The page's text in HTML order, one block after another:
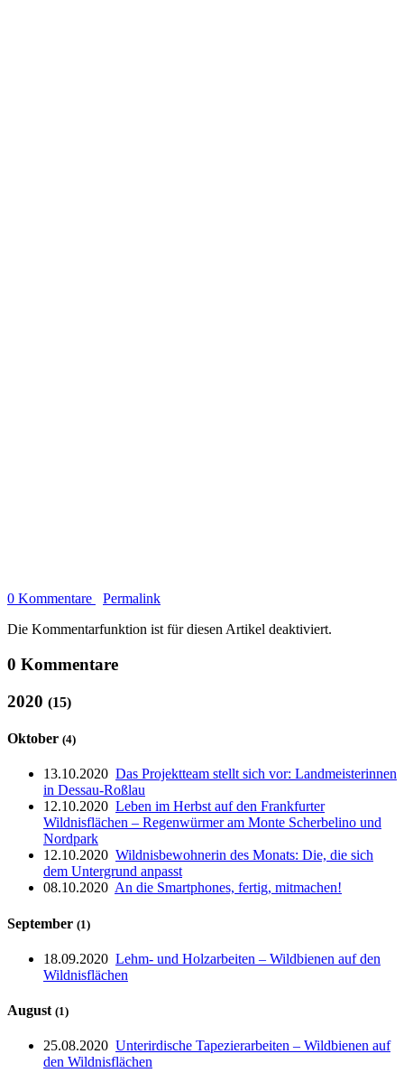
0 Kommentare
Permalink
Die Kommentarfunktion ist für diesen Artikel deaktiviert.
0 Kommentare
2020 (15)
Oktober (4)
13.10.2020 Das Projektteam stellt sich vor: Landmeisterinnen
in Dessau-Roßlau
12.10.2020 Leben im Herbst auf den Frankfurter
Wildnisflächen – Regenwürmer am Monte Scherbelino und
Nordpark
12.10.2020 Wildnisbewohnerin des Monats: Die, die sich
dem Untergrund anpasst
08.10.2020 An die Smartphones, fertig, mitmachen!
September (1)
18.09.2020 Lehm- und Holzarbeiten – Wildbienen auf den
Wildnisflächen
August (1)
25.08.2020 Unterirdische Tapezierarbeiten – Wildbienen auf
den Wildnisflächen